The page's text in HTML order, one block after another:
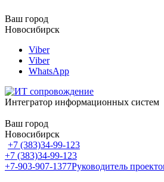
Ваш город
Новосибирск
Viber
Viber
WhatsApp
Интегратор информационных систем
Ваш город
Новосибирск
+7 (383)34-99-123
+7 (383)34-99-123
+7-903-907-1377Руководитель